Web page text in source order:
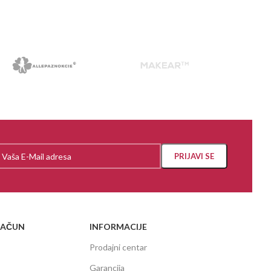
INFORMACIJE
Prodajni centar
Garancija